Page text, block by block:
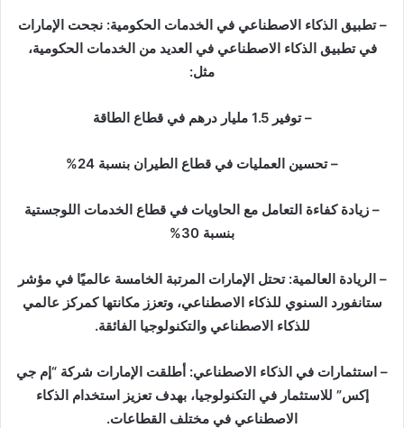
ي
ا
– تطبيق الذكاء الاصطناعي في الخدمات الحكومية: نجحت الإمارات
في تطبيق الذكاء الاصطناعي في العديد من الخدمات الحكومية،
مثل:
– توفير 1.5 مليار درهم في قطاع الطاقة
– تحسين العمليات في قطاع الطيران بنسبة 24%
– زيادة كفاءة التعامل مع الحاويات في قطاع الخدمات اللوجستية
بنسبة 30%
– الريادة العالمية: تحتل الإمارات المرتبة الخامسة عالميًا في مؤشر
ستانفورد السنوي للذكاء الاصطناعي، وتعزز مكانتها كمركز عالمي
للذكاء الاصطناعي والتكنولوجيا الفائقة.
– استثمارات في الذكاء الاصطناعي: أطلقت الإمارات شركة “إم جي
إكس” للاستثمار في التكنولوجيا، بهدف تعزيز استخدام الذكاء
الاصطناعي في مختلف القطاعات.